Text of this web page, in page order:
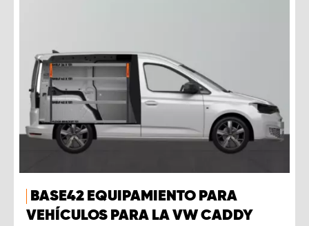
BASE42 EQUIPAMIENTO PARA
VEHÍCULOS PARA LA VW CADDY